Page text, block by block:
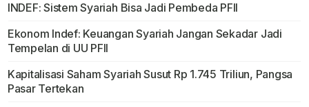
INDEF: Sistem Syariah Bisa Jadi Pembeda PFII
Ekonom Indef: Keuangan Syariah Jangan Sekadar Jadi
Tempelan di UU PFII
Kapitalisasi Saham Syariah Susut Rp 1.745 Triliun, Pangsa
Pasar Tertekan